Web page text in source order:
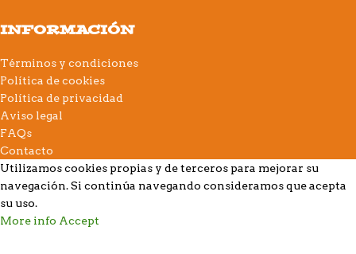
INFORMACIÓN
Términos y condiciones
Política de cookies
Política de privacidad
Aviso legal
FAQs
Contacto
Utilizamos cookies propias y de terceros para mejorar su
navegación. Si continúa navegando consideramos que acepta
su uso.
More info Accept